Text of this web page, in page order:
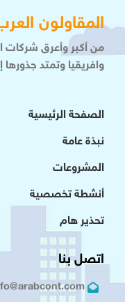
المقاولون
من أكبر وأعرق شركات
وافريقيا وتمتد
الصفحة الرئيسية
نبذة عامة
المشروعات
أنشطة تخصصية
تحذير هام
اتصل بنا